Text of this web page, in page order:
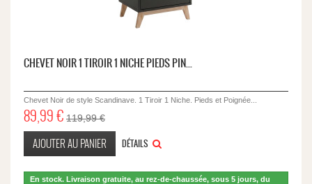
CHEVET NOIR 1 TIROIR 1 NICHE PIEDS PIN...
Chevet Noir de style Scandinave. 1 Tiroir 1 Niche. Pieds et Poignée...
89,99 € 119,99 €
AJOUTER AU PANIER DÉTAILS
En stock. Livraison gratuite, au rez-de-chaussée, sous 5 jours, du